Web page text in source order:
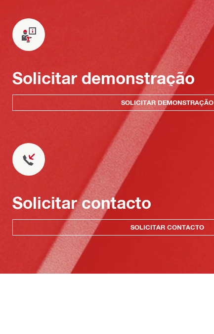
Solicitar demonstração
SOLICITAR DEMONSTRAÇÃO
Solicitar contacto
SOLICITAR CONTACTO